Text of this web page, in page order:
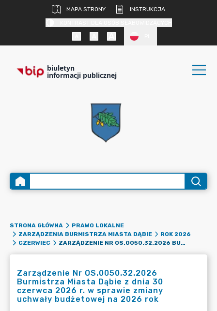
MAPA STRONY
INSTRUKCJA
biuletyn
informacji publicznej
STRONA GŁÓWNA
PRAWO LOKALNE
ZARZĄDZENIA BURMISTRZA MIASTA DĄBIE
ROK 2026
CZERWIEC
ZARZĄDZENIE NR OS.0050.32.2026 BURMISTRZA MIASTA DĄBIE Z DNIA 30 CZERWCA 2026 R. W SPRAWIE ZMIANY UCHWAŁY BUDŻETOWEJ NA 2026 ROK
Zarządzenie Nr OS.0050.32.2026
Burmistrza Miasta Dąbie z dnia 30
czerwca 2026 r. w sprawie zmiany
uchwały budżetowej na 2026 rok